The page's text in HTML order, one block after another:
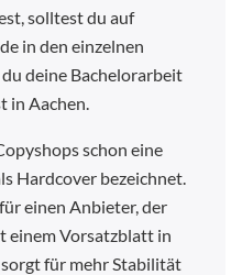
solltest du auf
in den einzelnen
deine Bachelorarbeit
in Aachen.
schon eine
Hardcover bezeichnet.
einen Anbieter, der
einem Vorsatzblatt in
für mehr Stabilität